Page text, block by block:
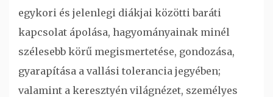
egykori és jelenlegi diákjai közötti baráti
kapcsolat ápolása, hagyományainak minél
szélesebb körű megismertetése, gondozása,
gyarapítása a vallási tolerancia jegyében;
valamint a keresztyén világnézet, személyes